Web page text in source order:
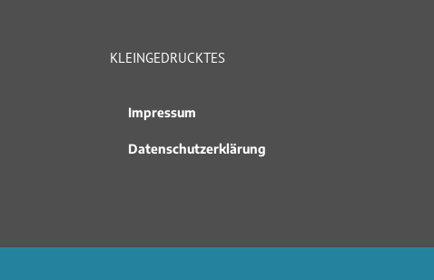
KLEINGEDRUCKTES
Impressum
Datenschutzerklärung